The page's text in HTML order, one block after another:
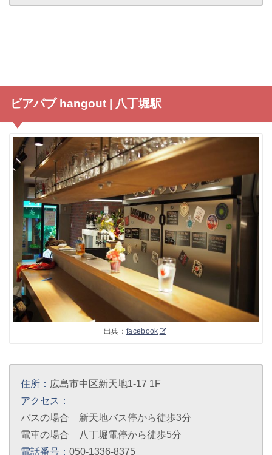
ビアパブ hangout | 八丁堀駅
出典：facebook
住所： 広島市中区新天地1-17 1F
アクセス：
バスの場合 新天地バス停から徒歩3分
電車の場合 八丁堀電停から徒歩5分
電話番号： 050-1336-8375